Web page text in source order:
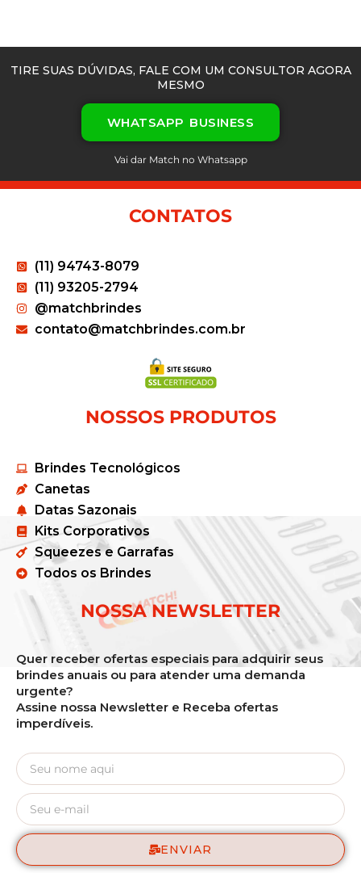
TIRE SUAS DÚVIDAS, FALE COM UM CONSULTOR AGORA
MESMO
WHATSAPP BUSINESS
Vai dar Match no Whatsapp
CONTATOS
(11) 94743-8079
(11) 93205-2794
@matchbrindes
contato@matchbrindes.com.br
NOSSOS PRODUTOS
Brindes Tecnológicos
Canetas
Datas Sazonais
Kits Corporativos
Squeezes e Garrafas
Todos os Brindes
NOSSA NEWSLETTER
Quer receber ofertas especiais para adquirir seus
brindes anuais ou para atender uma demanda
urgente?
Assine nossa Newsletter e Receba ofertas
imperdíveis.
ENVIAR